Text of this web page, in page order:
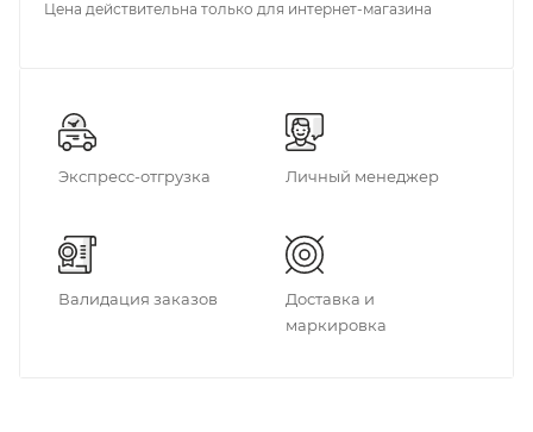
Цена действительна только для интернет-магазина
Экспресс-отгрузка Личный менеджер
Валидация заказов
Доставка и
маркировка